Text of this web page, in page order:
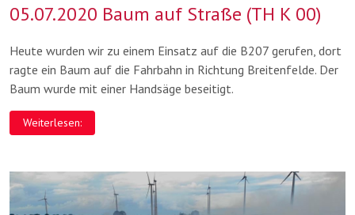
05.07.2020 Baum auf Straße (TH K 00)
Heute wurden wir zu einem Einsatz auf die B207 gerufen, dort
ragte ein Baum auf die Fahrbahn in Richtung Breitenfelde. Der
Baum wurde mit einer Handsäge beseitigt.
Weiterlesen: